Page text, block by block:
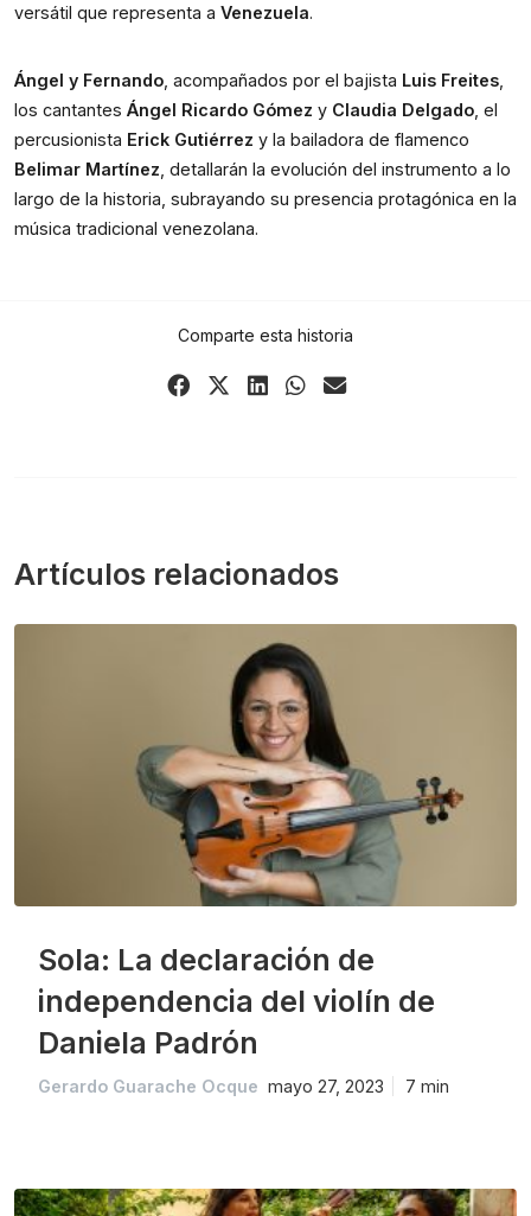
versátil que representa a Venezuela.
Ángel y Fernando , acompañados por el bajista Luis Freites
los cantantes Ángel Ricardo Gómez y Claudia Delgado , el
percusionista Erick Gutiérrez
Belimar Martínez , detallarán la evolución del instrumento a lo
largo de la historia, subrayando su presencia protagónica en la
música tradicional venezolana.
Comparte esta historia
Share Share ShareShareShare
Artículos relacionados
Sola: La declaración de
independencia del violín de
Daniela Padrón
Gerardo Guarache Ocque mayo 27, 2023 7 min